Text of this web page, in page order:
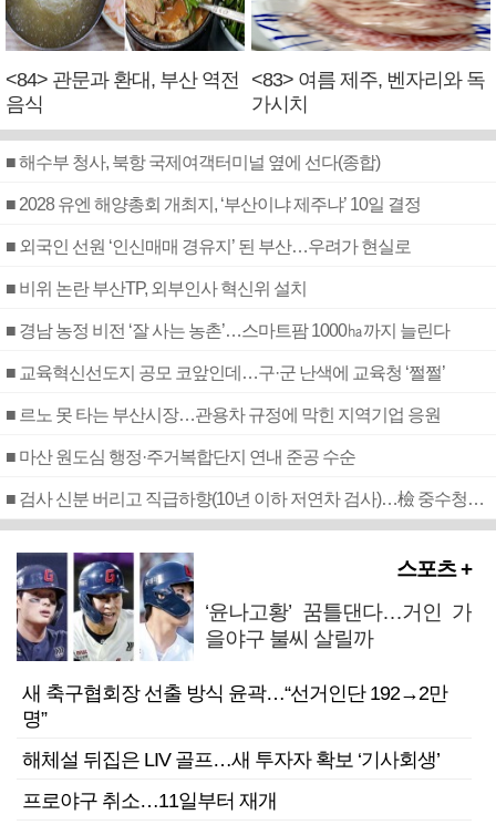
<84> 관문과 환대, 부산 역전
음식
<83> 여름 제주, 벤자리와 독
가시치
■ 해수부 청사, 북항 국제여객터미널 옆에 선다(종합)
■ 2028 유엔 해양총회 개최지, ‘부산이냐 제주냐’ 10일 결정
■ 외국인 선원 ‘인신매매 경유지’ 된 부산…우려가 현실로
■ 비위 논란 부산TP, 외부인사 혁신위 설치
■ 경남 농정 비전 ‘잘 사는 농촌’…스마트팜 1000㏊까지 늘린다
■ 교육혁신선도지 공모 코앞인데…구·군 난색에 교육청 ‘쩔쩔’
■ 르노 못 타는 부산시장…관용차 규정에 막힌 지역기업 응원
■ 마산 원도심 행정·주거복합단지 연내 준공 수순
■ 검사 신분 버리고 직급하향(10년 이하 저연차 검사)…檢 중수청행 기피
스포츠 +
‘윤나고황’ 꿈틀댄다…거인 가
을야구 불씨 살릴까
새 축구협회장 선출 방식 윤곽…“선거인단 192→2만
명”
해체설 뒤집은 LIV 골프…새 투자자 확보 ‘기사회생’
프로야구 취소…11일부터 재개